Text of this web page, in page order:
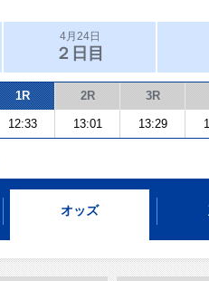
4月24日
２日目
1R 2R 3R
12:33 13:01 13:29
オッズ